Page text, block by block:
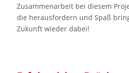
Zusammenarbeit bei diesem
die herausfordern und Spaß
Zukunft wieder dabei!